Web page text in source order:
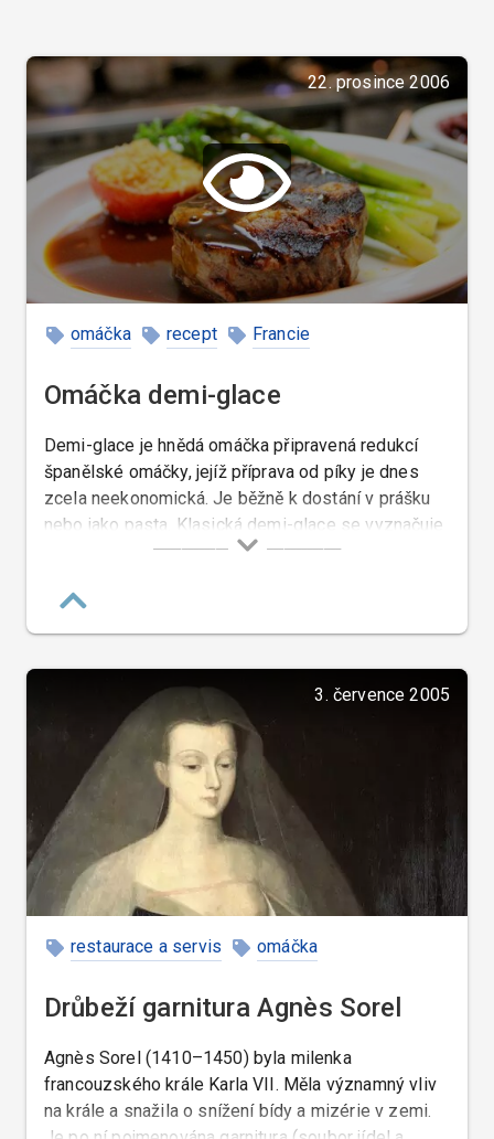
22. prosince 2006
omáčka recept Francie
Omáčka demi-glace
Demi-glace je hnědá omáčka připravená redukcí
španělské omáčky, jejíž příprava od píky je dnes
zcela neekonomická. Je běžně k dostání v prášku
nebo jako pasta. Klasická demi-glace se vyznačuje
hlavně tím, že její příprava je nepřestavitelně dlouhá.
všechno stíhal.
3. července 2005
restaurace a servis omáčka
Drůbeží garnitura Agnès Sorel
Agnès Sorel (1410–1450) byla milenka
francouzského krále Karla VII. Měla významný vliv
na krále a snažila o snížení bídy a mizérie v zemi.